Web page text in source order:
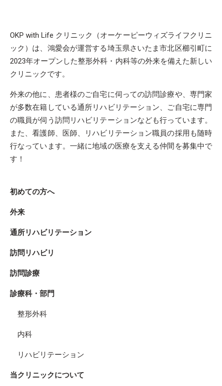
OKP with Life クリニック（オーケーピーウィズライフクリニ
ック）は、鴻愛会が運営する埼玉県さいたま市北区櫛引町に
2023年オープンした整形外科・内科等の外来を備えた新しい
クリニックです。
外来の他に、患者様のご自宅に伺っての訪問診療や、専門家
が多数在籍している通所リハビリテーション、ご自宅に専門
の職員が伺う訪問リハビリテーションなども行っています。
また、看護師、医師、リハビリテーション職員の採用も随時
行なっています。一緒に地域の医療を支える仲間を募集中で
す！
初めての方へ
外来
通所リハビリテーション
訪問リハビリ
訪問診療
診療科・部門
整形外科
内科
リハビリテーション
当クリニックについて